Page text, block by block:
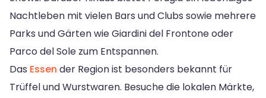
Nachtleben mit vielen Bars und Clubs sowie mehrere
Parks und Gärten wie Giardini del Frontone oder
Parco del Sole zum Entspannen.
Das Essen der Region ist besonders bekannt für
Trüffel und Wurstwaren. Besuche die lokalen Märkte,